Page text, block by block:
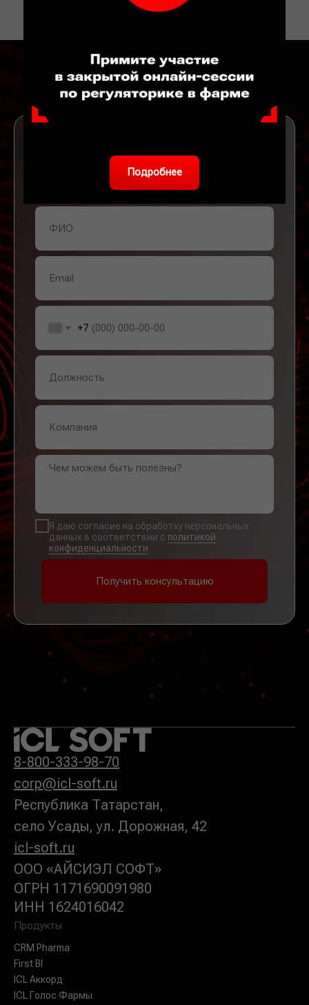
Подробнее
Ответим на ваши вопросы в течение 30 минут,
чтобы наши решения принесли вам прибыль как
+7
Я даю согласие на обработку персональных
данных в соответствии с политикой
конфиденциальности
Получить консультацию
8-800-333-98-70
corp@icl-soft.ru
Республика Татарстан,
село Усады, ул. Дорожная, 42
icl-soft.ru
ООО «АЙСИЭЛ СОФТ»
ОГРН 1171690091980
ИНН 1624016042
Продукты
CRM Pharma
First BI
ICL Аккорд
ICL Голос Фармы